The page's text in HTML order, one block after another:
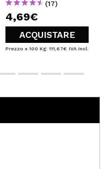
(17)
4,69€
ACQUISTARE
Prezzo x 100 Kg: 111,67€ IVA Incl.